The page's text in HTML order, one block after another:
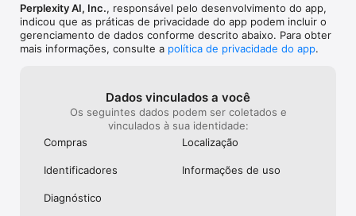
Perplexity AI, Inc., responsável pelo desenvolvimento do app,
indicou que as práticas de privacidade do app podem incluir o
gerenciamento de dados conforme descrito abaixo. Para obter
mais informações, consulte a política de privacidade do app.
Dados vinculados a você
Os seguintes dados podem ser coletados e
vinculados à sua identidade:
Compras
Localização
Identificado­res Informações de uso
Diagnóstico